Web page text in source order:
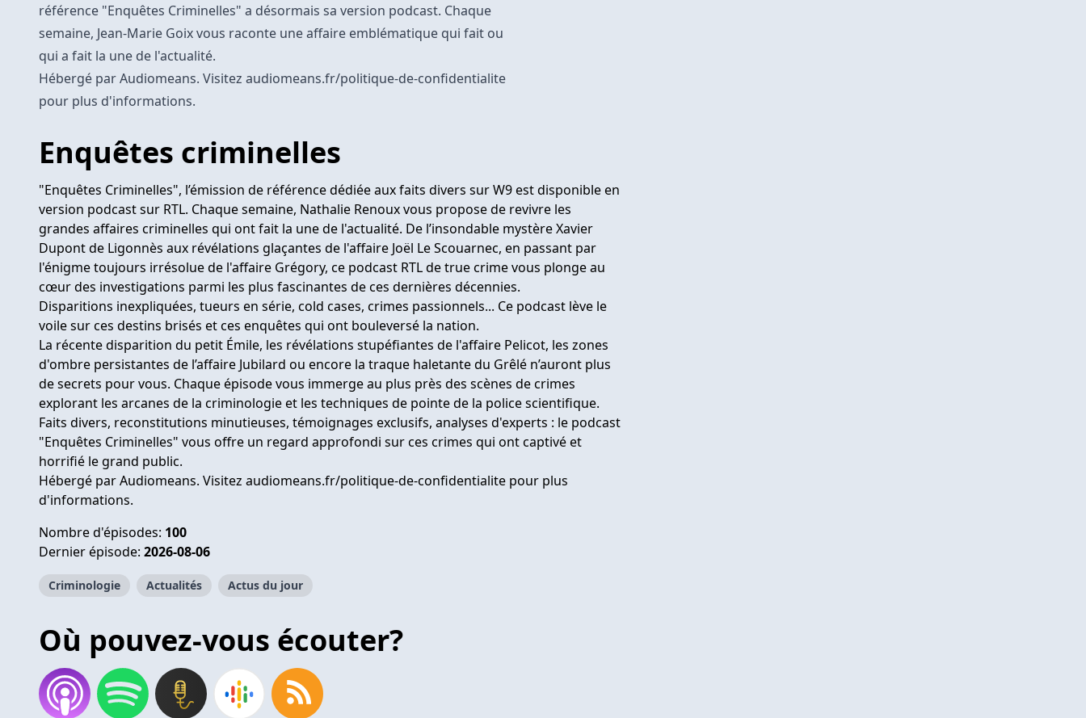
référence "Enquêtes Criminelles" a désormais sa version podcast. Chaque
semaine, Jean-Marie Goix vous raconte une affaire emblématique qui fait ou
qui a fait la une de l'actualité.
Hébergé par Audiomeans. Visitez audiomeans.fr/politique-de-confidentialite
pour plus d'informations.
Enquêtes criminelles
"Enquêtes Criminelles", l’émission de référence dédiée aux faits divers sur W9 est disponible en
version podcast sur RTL. Chaque semaine, Nathalie Renoux vous propose de revivre les
grandes affaires criminelles qui ont fait la une de l'actualité. De l’insondable mystère Xavier
Dupont de Ligonnès aux révélations glaçantes de l'affaire Joël Le Scouarnec, en passant par
l'énigme toujours irrésolue de l'affaire Grégory, ce podcast RTL de true crime vous plonge au
cœur des investigations parmi les plus fascinantes de ces dernières décennies.
Disparitions inexpliquées, tueurs en série, cold cases, crimes passionnels... Ce podcast lève le
voile sur ces destins brisés et ces enquêtes qui ont bouleversé la nation.
La récente disparition du petit Émile, les révélations stupéfiantes de l'affaire Pelicot, les zones
d'ombre persistantes de l’affaire Jubilard ou encore la traque haletante du Grêlé n’auront plus
de secrets pour vous. Chaque épisode vous immerge au plus près des scènes de crimes
explorant les arcanes de la criminologie et les techniques de pointe de la police scientifique.
Faits divers, reconstitutions minutieuses, témoignages exclusifs, analyses d'experts : le podcast
"Enquêtes Criminelles" vous offre un regard approfondi sur ces crimes qui ont captivé et
horrifié le grand public.
Hébergé par Audiomeans. Visitez audiomeans.fr/politique-de-confidentialite pour plus
d'informations.
Nombre d'épisodes: 100
Dernier épisode: 2026-08-06
Criminologie Actualités Actus du jour
Où pouvez-vous écouter?